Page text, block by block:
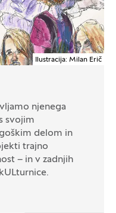
Ilustracija: Milan Erič
njenega
svojim
delom in
trajno
– in v zadnjih